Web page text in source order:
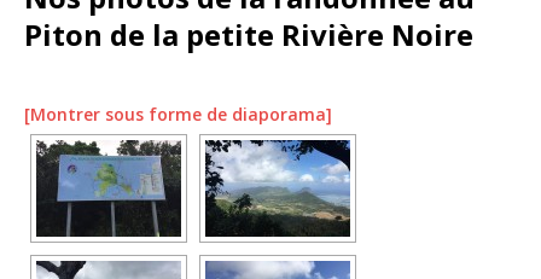
Piton de la petite Rivière Noire
[Montrer sous forme de diaporama]